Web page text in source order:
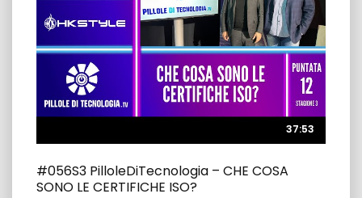
37:53
37:53
#056S3 PilloleDiTecnologia – CHE COSA
SONO LE CERTIFICHE ISO?